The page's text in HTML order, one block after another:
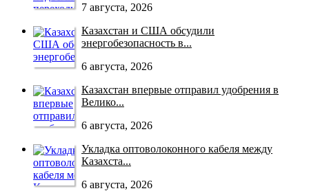
7 августа, 2026
Казахстан и США обсудили
энергобезопасность в...
6 августа, 2026
Казахстан впервые отправил удобрения в
Велико...
6 августа, 2026
Укладка оптоволоконного кабеля между
Казахста...
6 августа, 2026